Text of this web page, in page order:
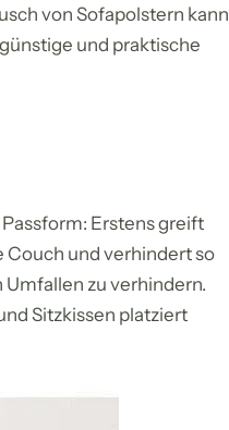
von Sofapolstern kann
und praktische
Erstens greift
Couch und verhindert so
zu verhindern.
Sitzkissen platziert